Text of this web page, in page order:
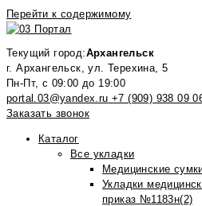
Перейти к содержимому
Текущий город:Архангельск
г. Архангельск, ул. Терехина, 5
Пн-Пт, с 09:00 до 19:00
portal.03@yandex.ru +7 (909) 938 09
Заказать звонок
Каталог
Все укладки
Медицинские
Укладки
приказ №1183н(2)